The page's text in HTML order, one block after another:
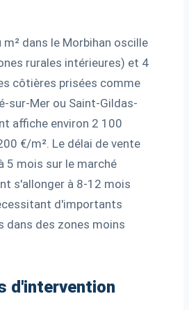
m² dans le Morbihan oscille
rurales intérieures) et 4
côtières prisées comme
sur-Mer ou Saint-Gildas-
affiche environ 2 100
€/m². Le délai de vente
5 mois sur le marché
s'allonger à 8-12 mois
d'importants
dans des zones moins
d'intervention